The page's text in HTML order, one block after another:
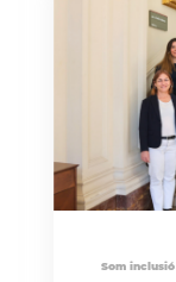
Som inclusió